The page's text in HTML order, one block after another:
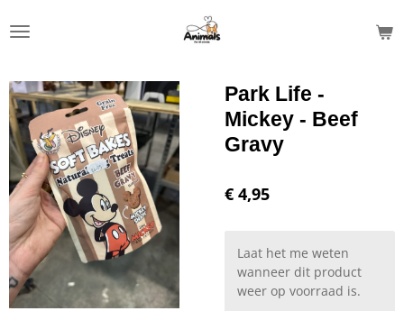
direct
hoofdinhoud
Park Life -
Mickey - Beef
Gravy
€ 4,95
Laat het me weten
wanneer dit product
weer op voorraad is.